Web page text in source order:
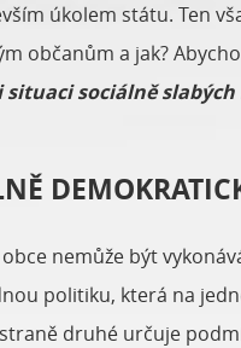
úkolem státu. Ten
občanům a jak?
situaci sociálně
nemůže být
politiku, která na
druhé určuje